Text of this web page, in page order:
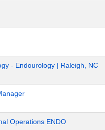
- Endourology | Raleigh, NC
Operations ENDO